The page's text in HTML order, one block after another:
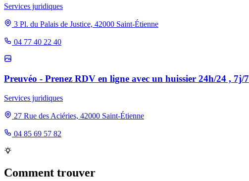
Services juridiques
3 Pl. du Palais de Justice, 42000 Saint-Étienne
04 77 40 22 40
Preuvéo - Prenez RDV en ligne avec un huissier 24h/24 , 7j/7
Services juridiques
27 Rue des Aciéries, 42000 Saint-Étienne
04 85 69 57 82
Comment trouver